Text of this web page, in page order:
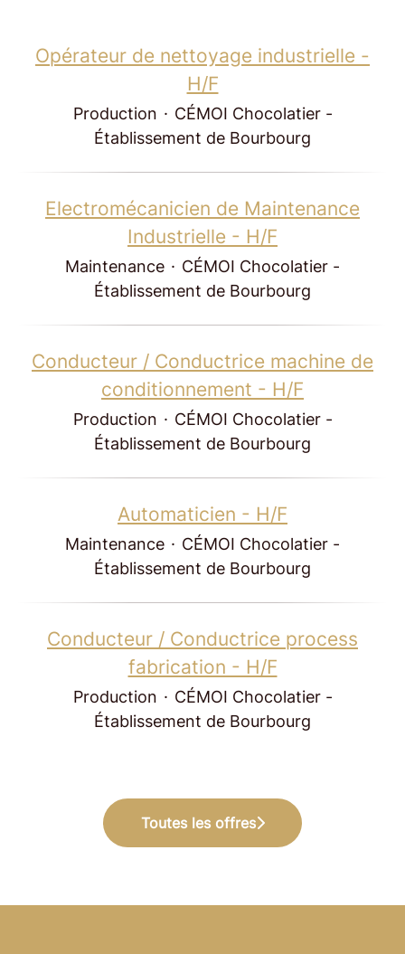
Opérateur de nettoyage industrielle -
H/F
Production · CÉMOI Chocolatier -
Établissement de Bourbourg
Electromécanicien de Maintenance
Industrielle - H/F
Maintenance · CÉMOI Chocolatier -
Établissement de Bourbourg
Conducteur / Conductrice machine de
conditionnement - H/F
Production · CÉMOI Chocolatier -
Établissement de Bourbourg
Automaticien - H/F
Maintenance · CÉMOI Chocolatier -
Établissement de Bourbourg
Conducteur / Conductrice process
fabrication - H/F
Production · CÉMOI Chocolatier -
Établissement de Bourbourg
Toutes les offres